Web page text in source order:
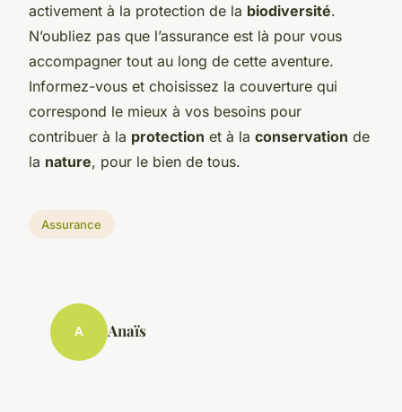
activement à la protection de la biodiversité.
N’oubliez pas que l’assurance est là pour vous
accompagner tout au long de cette aventure.
Informez-vous et choisissez la couverture qui
correspond le mieux à vos besoins pour
contribuer à la protection et à la conservation de
la nature, pour le bien de tous.
Assurance
A Anaïs